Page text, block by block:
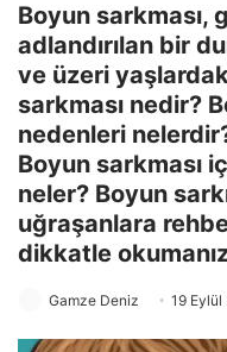
Boyun sarkması,
adlandırılan bir
ve üzeri
sarkması nedir?
nedenleri
Boyun sarkması
neler? Boyun
uğraşanlara
dikkatle
Gamze Deniz 19 Eylül